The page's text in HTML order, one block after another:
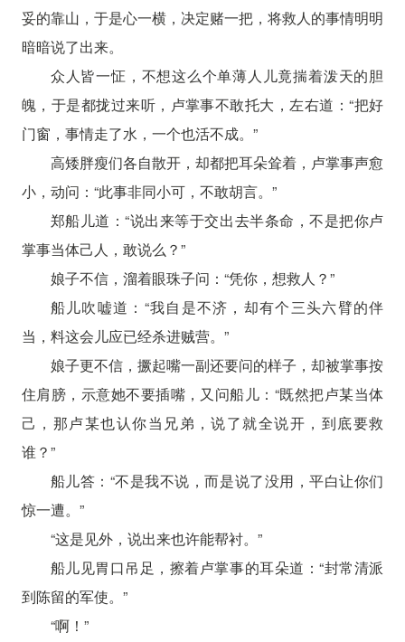
妥的靠山，于是心一横，决定赌一把，将救人的事情明明
暗暗说了出来。
众人皆一怔，不想这么个单薄人儿竟揣着泼天的胆
魄，于是都拢过来听，卢掌事不敢托大，左右道：“把好
门窗，事情走了水，一个也活不成。”
高矮胖瘦们各自散开，却都把耳朵耸着，卢掌事声愈
小，动问：“此事非同小可，不敢胡言。”
郑船儿道：“说出来等于交出去半条命，不是把你卢
掌事当体己人，敢说么？”
娘子不信，溜着眼珠子问：“凭你，想救人？”
船儿吹嘘道：“我自是不济，却有个三头六臂的伴
当，料这会儿应已经杀进贼营。”
娘子更不信，撅起嘴一副还要问的样子，却被掌事按
住肩膀，示意她不要插嘴，又问船儿：“既然把卢某当体
己，那卢某也认你当兄弟，说了就全说开，到底要救
谁？”
船儿答：“不是我不说，而是说了没用，平白让你们
惊一遭。”
“这是见外，说出来也许能帮衬。”
船儿见胃口吊足，擦着卢掌事的耳朵道：“封常清派
到陈留的军使。”
“啊！”